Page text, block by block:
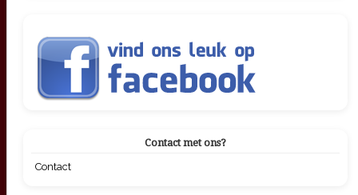
Contact met ons?
Contact